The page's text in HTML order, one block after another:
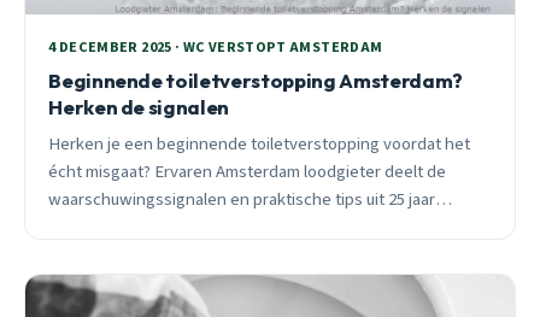
4 DECEMBER 2025 · WC VERSTOPT AMSTERDAM
Beginnende toiletverstopping Amsterdam?
Herken de signalen
Herken je een beginnende toiletverstopping voordat het
écht misgaat? Ervaren Amsterdam loodgieter deelt de
waarschuwingssignalen en praktische tips uit 25 jaar